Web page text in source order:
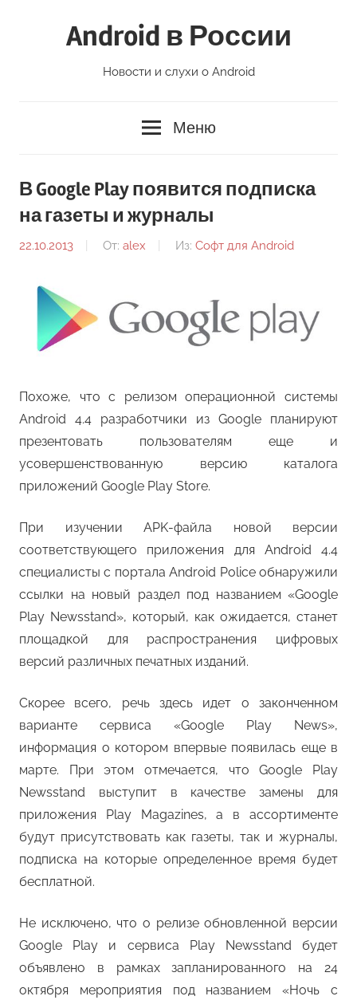
Android в России
Новости и слухи о Android
Меню
В Google Play появится подписка
на газеты и журналы
22.10.2013 От: alex Из: Софт для Android
Похоже, что с релизом операционной системы
Android 4.4 разработчики из Google планируют
презентовать пользователям еще и
усовершенствованную версию каталога
приложений Google Play Store.
При изучении APK-файла новой версии
соответствующего приложения для Android 4.4
специалисты с портала Android Police обнаружили
ссылки на новый раздел под названием «Google
Play Newsstand», который, как ожидается, станет
площадкой для распространения цифровых
версий различных печатных изданий.
Скорее всего, речь здесь идет о законченном
варианте сервиса «Google Play News»,
информация о котором впервые появилась еще в
марте. При этом отмечается, что Google Play
Newsstand выступит в качестве замены для
приложения Play Magazines, а в ассортименте
будут присутствовать как газеты, так и журналы,
подписка на которые определенное время будет
бесплатной.
Не исключено, что о релизе обновленной версии
Google Play и сервиса Play Newsstand будет
объявлено в рамках запланированного на 24
октября мероприятия под названием «Ночь с